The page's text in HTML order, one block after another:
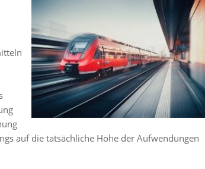
auf die tatsächliche Höhe der Aufwendungen